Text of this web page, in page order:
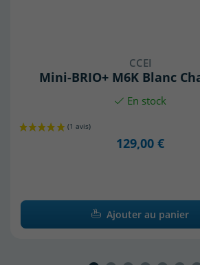
CCEI
Mini-BRIO+ M6K Blanc
En stock
129,00 €
Ajouter au panier